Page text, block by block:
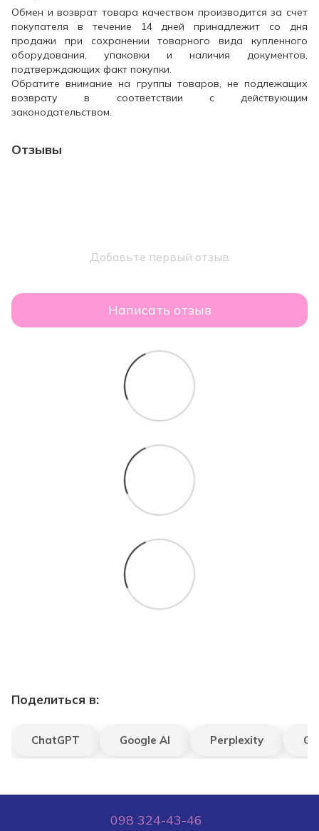
Обмен и возврат товара качеством производится за счет
покупателя в течение 14 дней принадлежит со дня
продажи при сохранении товарного вида купленного
оборудования, упаковки и наличия документов,
подтверждающих факт покупки.
Обратите внимание на группы товаров, не подлежащих
возврату в соответствии с действующим
законодательством.
Отзывы
Добавьте первый отзыв
Написать отзыв
Поделиться в:
ChatGPT Google AI Perplexity
098 324-43-46